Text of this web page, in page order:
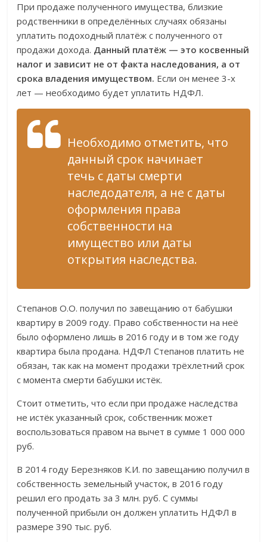
При продаже полученного имущества, близкие
родственники в определённых случаях обязаны
уплатить подоходный платёж с полученного от
продажи дохода. Данный платёж — это косвенный
налог и зависит не от факта наследования, а от
срока владения имуществом. Если он менее 3-х
лет — необходимо будет уплатить НДФЛ.
Необходимо отметить, что
данный срок начинает
течь с даты смерти
наследодателя, а не с даты
оформления права
собственности на
имущество или даты
открытия наследства.
Степанов О.О. получил по завещанию от бабушки
квартиру в 2009 году. Право собственности на неё
было оформлено лишь в 2016 году и в том же году
квартира была продана. НДФЛ Степанов платить не
обязан, так как на момент продажи трёхлетний срок
с момента смерти бабушки истёк.
Стоит отметить, что если при продаже наследства
не истёк указанный срок, собственник может
воспользоваться правом на вычет в сумме 1 000 000
руб.
В 2014 году Березняков К.И. по завещанию получил в
собственность земельный участок, в 2016 году
решил его продать за 3 млн. руб. С суммы
полученной прибыли он должен уплатить НДФЛ в
размере 390 тыс. руб.